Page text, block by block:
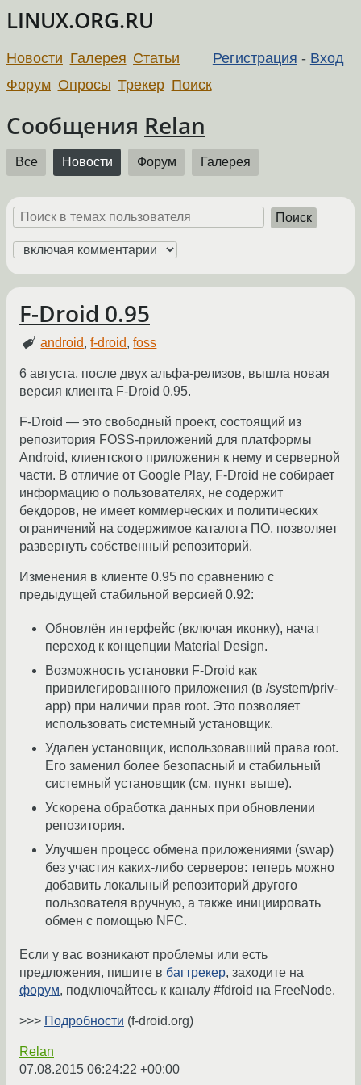
LINUX.ORG.RU
Регистрация - Вход
Новости Галерея Статьи
Форум Опросы Трекер Поиск
Сообщения Relan
Все Новости Форум Галерея
Поиск
F-Droid 0.95
android,f-droid,foss
6 августа, после двух альфа-релизов, вышла новая
версия клиента F-Droid 0.95.
F-Droid — это свободный проект, состоящий из
репозитория FOSS-приложений для платформы
Android, клиентского приложения к нему и серверной
части. В отличие от Google Play, F-Droid не собирает
информацию о пользователях, не содержит
бекдоров, не имеет коммерческих и политических
ограничений на содержимое каталога ПО, позволяет
развернуть собственный репозиторий.
Изменения в клиенте 0.95 по сравнению с
предыдущей стабильной версией 0.92:
Обновлён интерфейс (включая иконку), начат
переход к концепции Material Design.
Возможность установки F-Droid как
привилегированного приложения (в /system/priv-
app) при наличии прав root. Это позволяет
использовать системный установщик.
Удален установщик, использовавший права root.
Его заменил более безопасный и стабильный
системный установщик (см. пункт выше).
Ускорена обработка данных при обновлении
репозитория.
Улучшен процесс обмена приложениями (swap)
без участия каких-либо серверов: теперь можно
добавить локальный репозиторий другого
пользователя вручную, а также инициировать
обмен с помощью NFC.
Если у вас возникают проблемы или есть
предложения, пишите в багтрекер, заходите на
форум, подключайтесь к каналу #fdroid на FreeNode.
>>> Подробности (f-droid.org)
Relan
07.08.2015 06:24:22 +00:00